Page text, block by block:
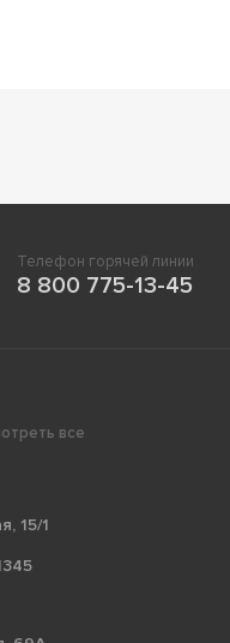
Телефон горячей линии
8 800 775-13-45
все
15/1